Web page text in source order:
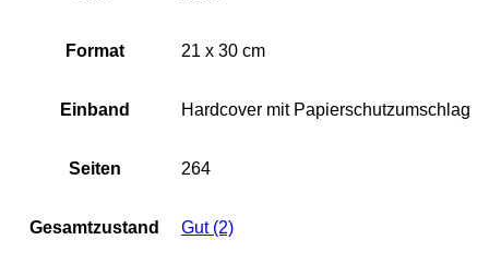
Format 21 x 30 cm
Einband Hardcover mit Papierschutzumschlag
Seiten 264
Gesamtzustand Gut (2)